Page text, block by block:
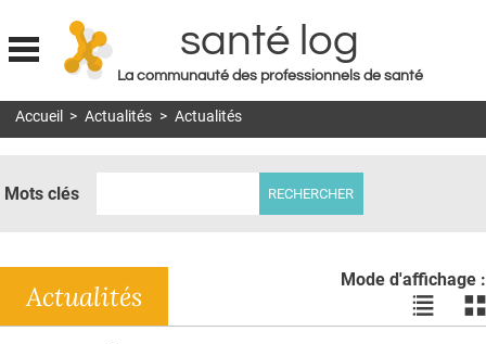
Jump to navigation
santé log
La communauté des professionnels de santé
MON COMPTE
DOSSIERS
RÉSEAUX
Accueil > Actualités > Actualités
Mots clés
Mode d'affichage :
Voir
les
les
Actualités